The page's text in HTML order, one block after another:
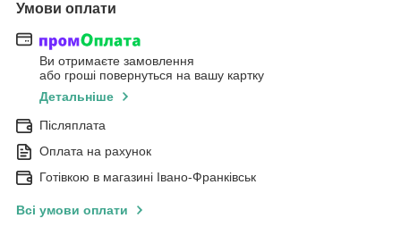
Умови оплати
Ви отримаєте замовлення
або гроші повернуться на вашу картку
Детальніше
Післяплата
Оплата на рахунок
Готівкою в магазині Івано-Франківськ
Всі умови оплати